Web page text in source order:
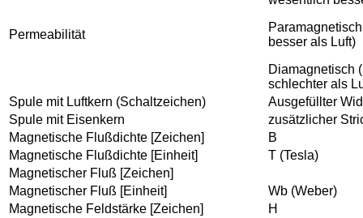
Permeabilität
besser als Luft)
Diamagnetisch
schlechter als
Spule mit Luftkern (Schaltzeichen)
Ausgefüllter
Spule mit Eisenkern
zusätzlicher
Magnetische Flußdichte [Zeichen]
B
Magnetische Flußdichte [Einheit]
T (Tesla)
Magnetischer Fluß [Zeichen]
Magnetischer Fluß [Einheit]
Wb (Weber)
Magnetische Feldstärke [Zeichen]
H